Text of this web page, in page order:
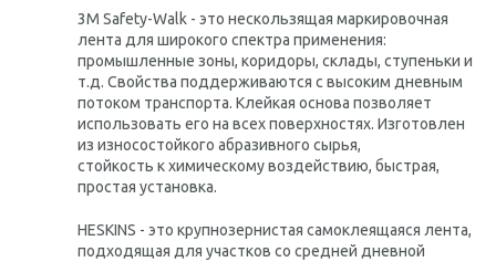
3M Safety-Walk - это нескользящая маркировочная
лента для широкого спектра применения:
промышленные зоны, коридоры, склады, ступеньки и
т.д. Свойства поддерживаются с высоким дневным
потоком транспорта. Клейкая основа позволяет
использовать его на всех поверхностях. Изготовлен
из износостойкого абразивного сырья,
стойкость к химическому воздействию, быстрая,
простая установка.
HESKINS - это крупнозернистая самоклеящаяся лента,
подходящая для участков со средней дневной